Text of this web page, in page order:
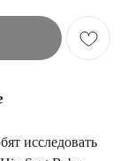
исследовать